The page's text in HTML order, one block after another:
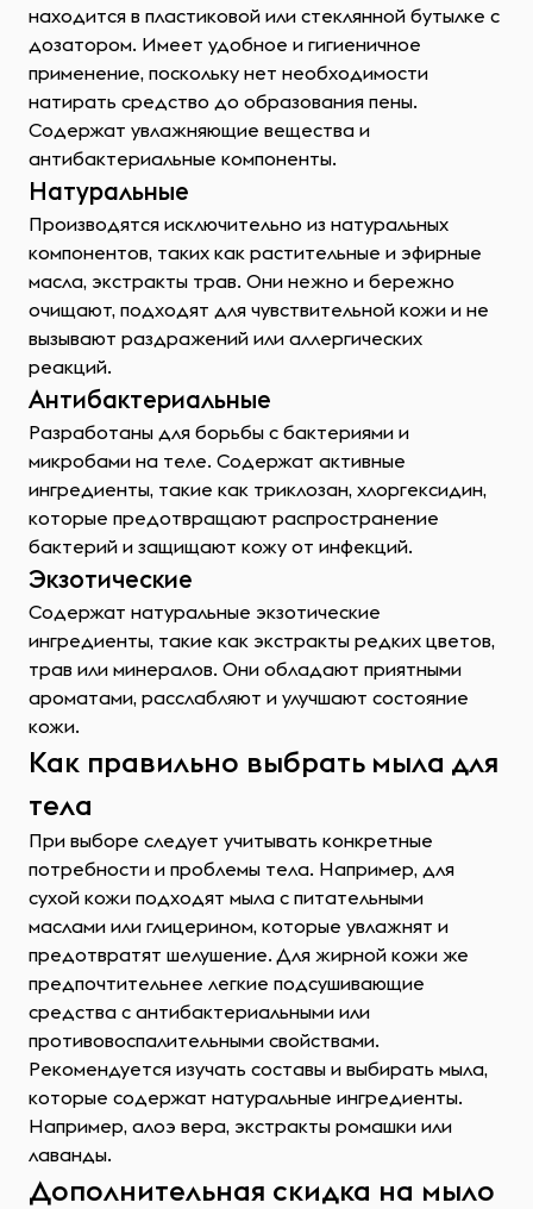
находится в пластиковой или стеклянной бутылке с
дозатором. Имеет удобное и гигиеничное
применение, поскольку нет необходимости
натирать средство до образования пены.
Содержат увлажняющие вещества и
антибактериальные компоненты.
Натуральные
Производятся исключительно из натуральных
компонентов, таких как растительные и эфирные
масла, экстракты трав. Они нежно и бережно
очищают, подходят для чувствительной кожи и не
вызывают раздражений или аллергических
реакций.
Антибактериальные
Разработаны для борьбы с бактериями и
микробами на теле. Содержат активные
ингредиенты, такие как триклозан, хлоргексидин,
которые предотвращают распространение
бактерий и защищают кожу от инфекций.
Экзотические
Содержат натуральные экзотические
ингредиенты, такие как экстракты редких цветов,
трав или минералов. Они обладают приятными
ароматами, расслабляют и улучшают состояние
кожи.
Как правильно выбрать мыла для
тела
При выборе следует учитывать конкретные
потребности и проблемы тела. Например, для
сухой кожи подходят мыла с питательными
маслами или глицерином, которые увлажнят и
предотвратят шелушение. Для жирной кожи же
предпочтительнее легкие подсушивающие
средства с антибактериальными или
противовоспалительными свойствами.
Рекомендуется изучать составы и выбирать мыла,
которые содержат натуральные ингредиенты.
Например, алоэ вера, экстракты ромашки или
лаванды.
Дополнительная скидка на мыло